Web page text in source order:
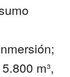
m³,